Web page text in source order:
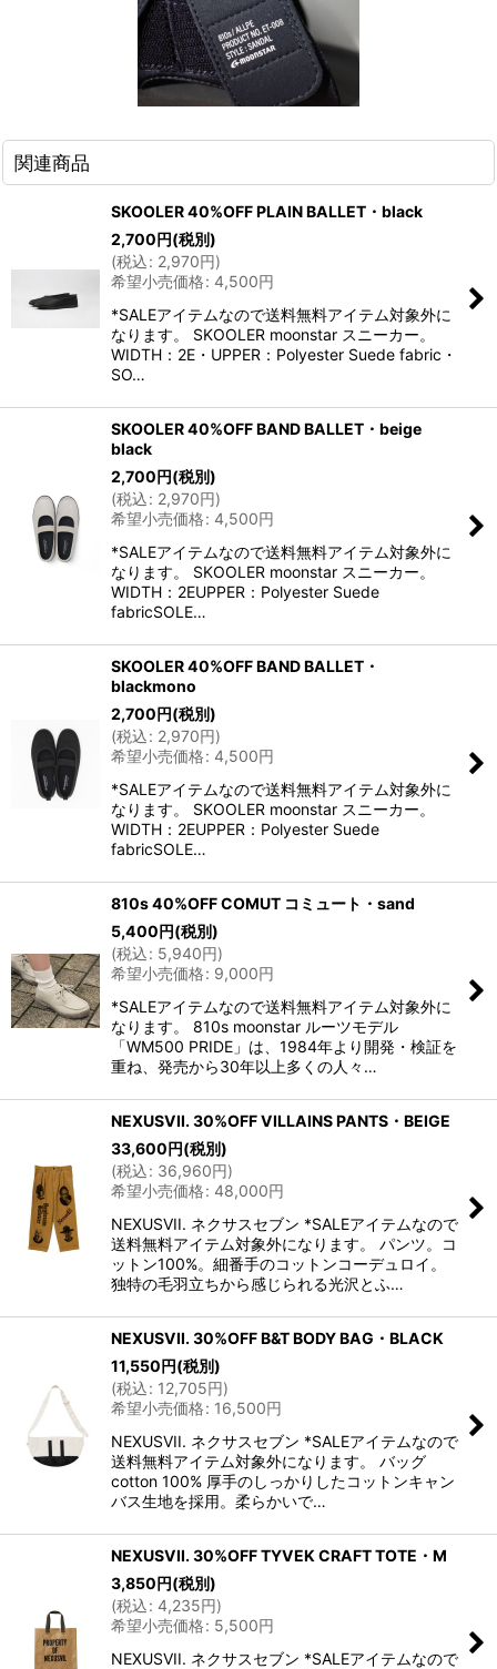
関連商品
SKOOLER 40%OFF PLAIN BALLET・black
2,700円(税別)
(税込: 2,970円)
希望小売価格: 4,500円
*SALEアイテムなので送料無料アイテム対象外に
なります。 SKOOLER moonstar スニーカー。
WIDTH：2E・UPPER：Polyester Suede fabric・
SO…
SKOOLER 40%OFF BAND BALLET・beige
black
2,700円(税別)
(税込: 2,970円)
希望小売価格: 4,500円
*SALEアイテムなので送料無料アイテム対象外に
なります。 SKOOLER moonstar スニーカー。
WIDTH：2EUPPER：Polyester Suede
fabricSOLE…
SKOOLER 40%OFF BAND BALLET・
blackmono
2,700円(税別)
(税込: 2,970円)
希望小売価格: 4,500円
*SALEアイテムなので送料無料アイテム対象外に
なります。 SKOOLER moonstar スニーカー。
WIDTH：2EUPPER：Polyester Suede
fabricSOLE…
810s 40%OFF COMUT コミュート・sand
5,400円(税別)
(税込: 5,940円)
希望小売価格: 9,000円
*SALEアイテムなので送料無料アイテム対象外に
なります。 810s moonstar ルーツモデル
「WM500 PRIDE」は、1984年より開発・検証を
重ね、発売から30年以上多くの人々…
NEXUSVII. 30%OFF VILLAINS PANTS・BEIGE
33,600円(税別)
(税込: 36,960円)
希望小売価格: 48,000円
NEXUSVII. ネクサスセブン *SALEアイテムなので
送料無料アイテム対象外になります。 パンツ。コ
ットン100%。細番手のコットンコーデュロイ。
独特の毛羽立ちから感じられる光沢とふ…
NEXUSVII. 30%OFF B&T BODY BAG・BLACK
11,550円(税別)
(税込: 12,705円)
希望小売価格: 16,500円
NEXUSVII. ネクサスセブン *SALEアイテムなので
送料無料アイテム対象外になります。 バッグ
cotton 100% 厚手のしっかりしたコットンキャン
バス生地を採用。柔らかいで…
NEXUSVII. 30%OFF TYVEK CRAFT TOTE・M
3,850円(税別)
(税込: 4,235円)
希望小売価格: 5,500円
NEXUSVII. ネクサスセブン *SALEアイテムなので